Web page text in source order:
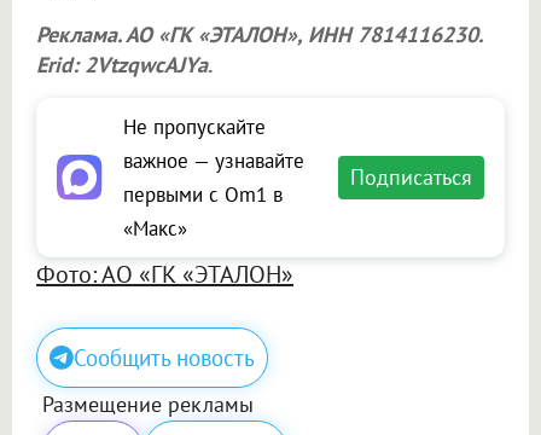
Реклама. АО «ГК «ЭТАЛОН», ИНН 7814116230.
Erid: 2VtzqwcAJYa.
Не пропускайте
важное — узнавайте
первыми с Om1 в
«Макс»
Подписаться
Фото: АО «ГК «ЭТАЛОН»
Сообщить новость
Размещение рекламы